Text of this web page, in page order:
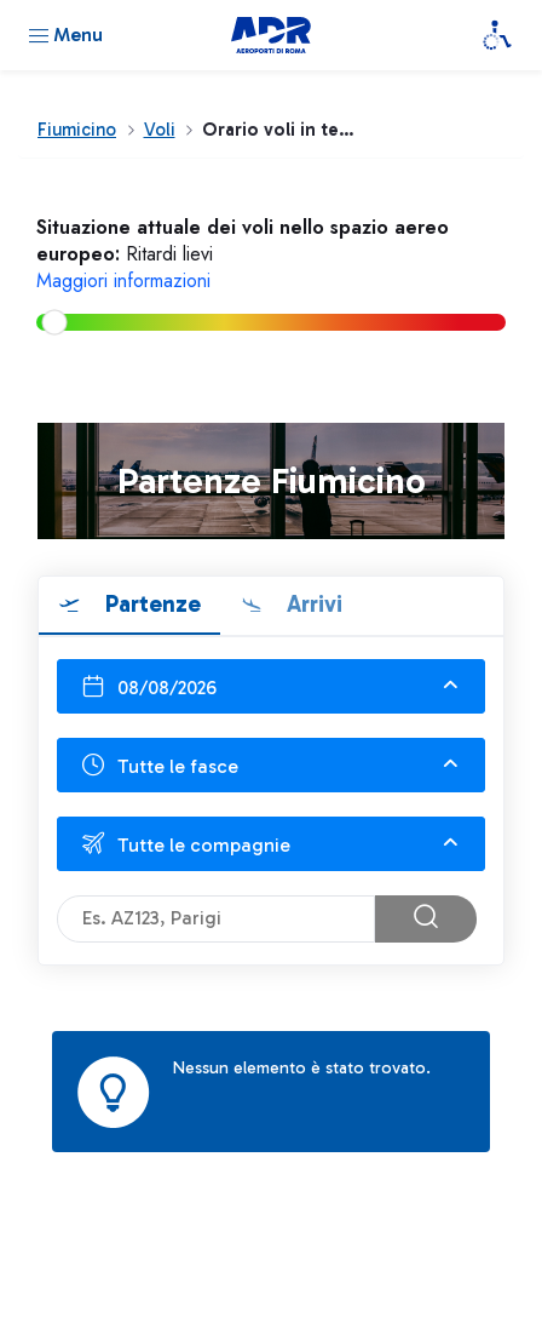
Menu
Fiumicino Voli Orario voli in tempo reale
Situazione attuale dei voli nello spazio aereo
europeo: Ritardi lievi
Maggiori informazioni
Partenze Fiumicino
Partenze Arrivi
08/08/2026
Tutte le fasce
Tutte le compagnie
Nessun elemento è stato trovato.